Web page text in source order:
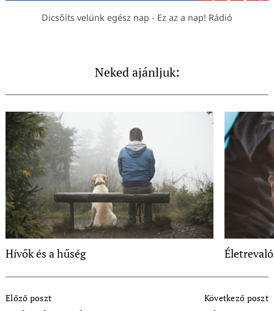
Dicsőíts velünk egész nap - Ez az a nap! Rádió
Neked ajánljuk:
Hívők és a hűség
Navigation
Előző poszt Következő poszt